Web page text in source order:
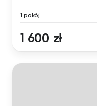
1 pokój
1 600 zł